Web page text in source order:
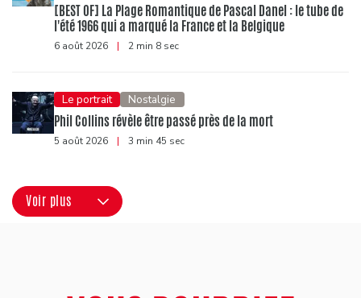
[BEST OF] La Plage Romantique de Pascal Danel : le tube de
l'été 1966 qui a marqué la France et la Belgique
6 août 2026 | 2 min 8 sec
Le portrait Nostalgie
Phil Collins révèle être passé près de la mort
5 août 2026 | 3 min 45 sec
Voir plus